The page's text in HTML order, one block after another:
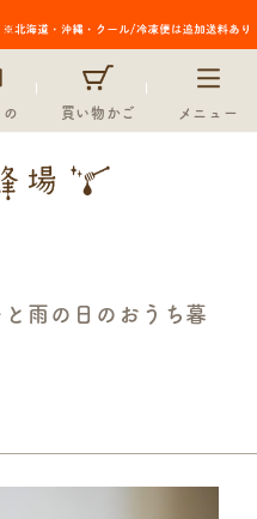
の 買い物かご メニュー
雨の日のおうち暮